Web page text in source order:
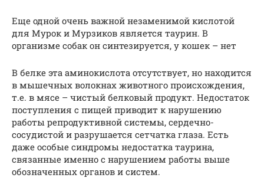
Еще одной очень важной незаменимой кислотой
для Мурок и Мурзиков является таурин. В
организме собак он синтезируется, у кошек – нет
В белке эта аминокислота отсутствует, но находится
в мышечных волокнах животного происхождения,
т.е. в мясе – чистый белковый продукт. Недостаток
поступления с пищей приводит к нарушению
работы репродуктивной системы, сердечно-
сосудистой и разрушается сетчатка глаза. Есть
даже особые синдромы недостатка таурина,
связанные именно с нарушением работы выше
обозначенных органов и систем.